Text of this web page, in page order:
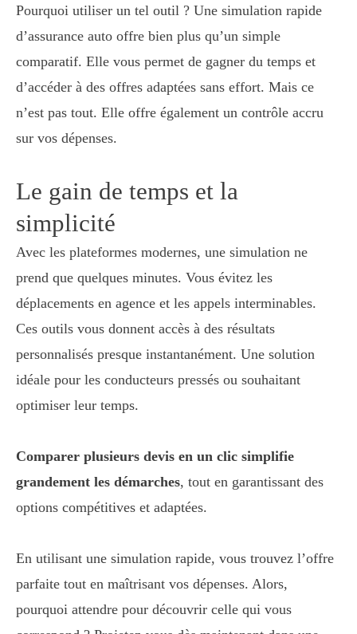
Pourquoi utiliser un tel outil ? Une simulation rapide
d’assurance auto offre bien plus qu’un simple
comparatif. Elle vous permet de gagner du temps et
d’accéder à des offres adaptées sans effort. Mais ce
n’est pas tout. Elle offre également un contrôle accru
sur vos dépenses.
Le gain de temps et la
simplicité
Avec les plateformes modernes, une simulation ne
prend que quelques minutes. Vous évitez les
déplacements en agence et les appels interminables.
Ces outils vous donnent accès à des résultats
personnalisés presque instantanément. Une solution
idéale pour les conducteurs pressés ou souhaitant
optimiser leur temps.
Comparer plusieurs devis en un clic simplifie
grandement les démarches, tout en garantissant des
options compétitives et adaptées.
En utilisant une simulation rapide, vous trouvez l’offre
parfaite tout en maîtrisant vos dépenses. Alors,
pourquoi attendre pour découvrir celle qui vous